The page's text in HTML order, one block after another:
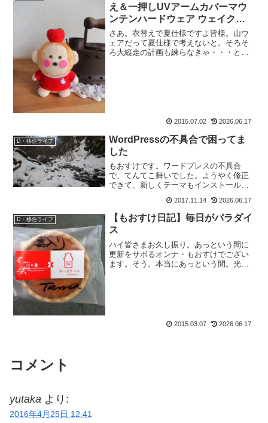
え＆一押しUVアームカバーマウ
ンテンハードウェア ウェイクー
ルアームズ
さあ。衣替えで夏仕様ですよ皆様。山ウ
ェアだって夏仕様で考えないと。そろそ
ろ大縦走の計画も練らなきゃ・・・と思
2015.07.02 2026.06.17
D・移住ライフ
WordPressの不具合で困ってま
した
もおすけです。ワードプレスの不具合
で、てんてこ舞いでした。ようやく修正
できて、新しくテーマもインストールし
よね。さて。いろいろご質問を頂くこの
頃。順次ここで返答していきますので、
しばしお待ちを。山行報告も...
2017.11.14 2026.06.17
D・移住ライフ
【もおすけ日記】毎日がパラダイ
ス
ハイ皆さまお久し振り。あっという間に
更新をサボるオンナ・もおすけでござい
ます。そう。本当にあっという間。光陰
2015.03.07 2026.06.17
コメント
yutaka より:
2016年4月25日 12:41